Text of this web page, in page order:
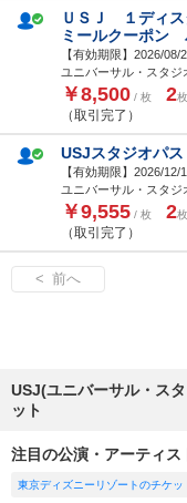
ＵＳＪ １ディス
ミールクーポン
【有効期限】2026/08/
ユニバーサル・スタ
￥8,500 / 枚 2
（取引完了）
USJスタジオパ
【有効期限】2026/12/
ユニバーサル・スタ
￥9,555 / 枚 2
（取引完了）
< 前へ
USJ(ユニバーサル・ス
ット
注目の公演・アーティス
東京ディズニーリゾートのチケッ